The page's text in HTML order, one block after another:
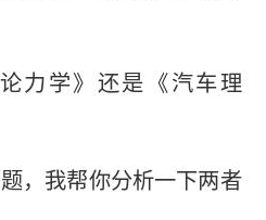
力学》还是《汽车理
，我帮你分析一下两者